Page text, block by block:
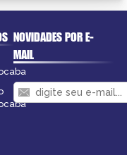
NOVIDADES POR E-
MAIL